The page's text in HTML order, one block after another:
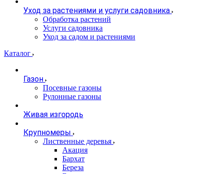
Уход за растениями и услуги садовника
Обработка растений
Услуги садовника
Уход за садом и растениями
Каталог
Газон
Посевные газоны
Рулонные газоны
Живая изгородь
Крупномеры
Лиственные деревья
Акация
Бархат
Береза